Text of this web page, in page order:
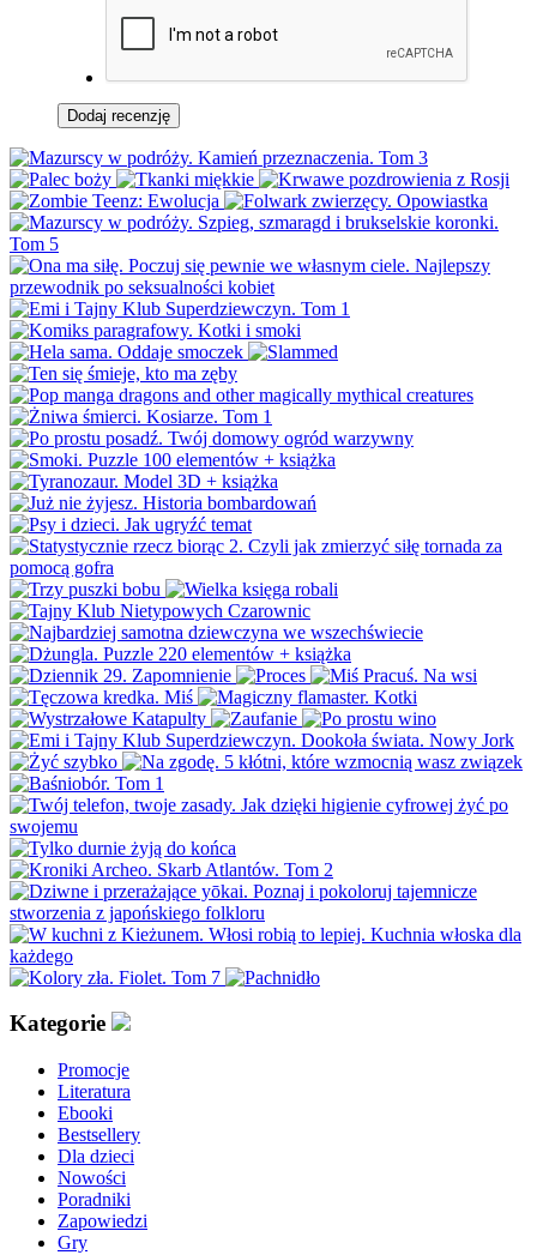
Dodaj recenzję
Kategorie
Promocje
Literatura
Ebooki
Bestsellery
Dla dzieci
Nowości
Poradniki
Zapowiedzi
Gry